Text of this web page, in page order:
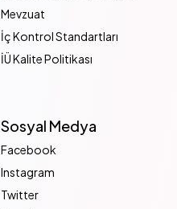
Mevzuat
İç Kontrol Standartları
İÜ Kalite Politikası
Sosyal Medya
Facebook
Instagram
Twitter